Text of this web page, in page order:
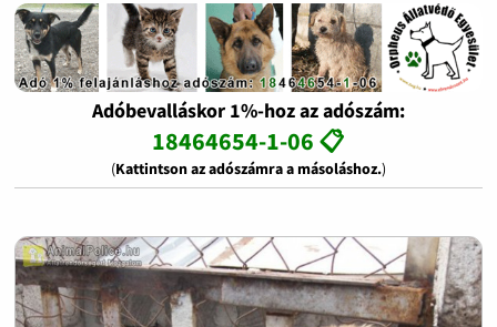
Adóbevalláskor 1%-hoz az adószám:
18464654-1-06 📋
(Kattintson az adószámra a másoláshoz.)